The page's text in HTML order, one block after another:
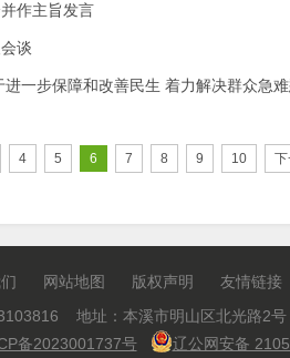
作主旨发言
谈
一步保障和改善民生 着力解决群众急
4 5 6 7 8 9 10
网站地图 版权声明
友情链接
地址：本溪市明山区北光路2
备2023001737号 辽公网安备